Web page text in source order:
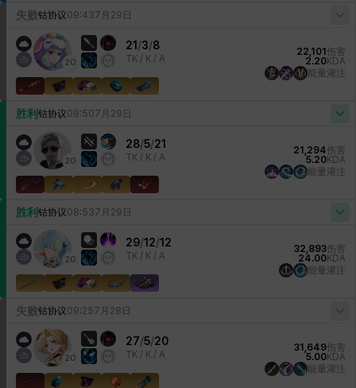
失败钴协议09:437月29日
20
21 /3/8
TK / K / A
22,101 伤害
2.20KDA
能量灌注
胜利 钴协议09:507月29日
20
28/5/21
TK / K / A
21,294伤害
5.20KDA
能量灌注
胜利 钴协议08:537月29日
20
29/12/12
TK / K / A
32,893伤害
24.00KDA
能量灌注
失败钴协议09:257月28日
20
27/5/20
TK / K / A
31,649伤害
5.00KDA
能量灌注